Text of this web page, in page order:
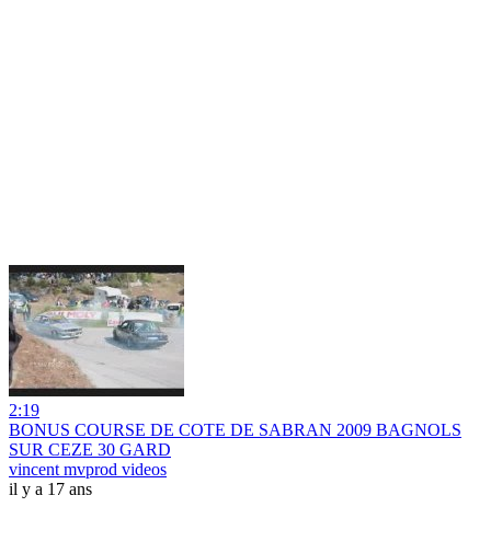
2:19
BONUS COURSE DE COTE DE SABRAN 2009 BAGNOLS
SUR CEZE 30 GARD
vincent mvprod videos
il y a 17 ans